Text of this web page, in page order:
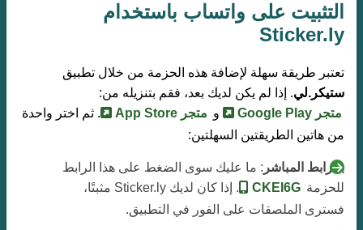
التثبيت على واتساب باستخدام
Sticker.ly
تعتبر طريقة سهلة لإضافة هذه الحزمة من خلال تطبيق
ستيكر.لي. إذا لم يكن لديك بعد، فقم بتنزيله من:
متجر Google Play
و متجر App Store
. ثم اختر واحدة
من هاتين الطريقتين السهلتين:
بالرابط المباشر : ما عليك سوى الضغط على هذا الرابط
للحزمة CKEI6G
. إذا كان لديك Sticker.ly مثبتًا،
فسترى الملصقات على الفور في التطبيق.